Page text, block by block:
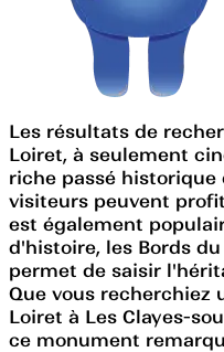
Les résultats de
Loiret, à seulement
riche passé
visiteurs peuvent
est également
d'histoire, les Bords
permet de saisir
Que vous recherchiez
Loiret à Les Clayes-
ce monument